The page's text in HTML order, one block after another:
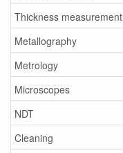
Thickness measurement
Metallography
Metrology
Microscopes
NDT
Cleaning